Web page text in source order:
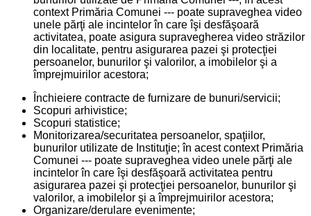
context Primăria Comunei --- poate supraveghea video
unele părţi ale incintelor în care îşi desfăşoară
activitatea, poate asigura supravegherea video străzilor
din localitate, pentru asigurarea pazei şi protecţiei
persoanelor, bunurilor şi valorilor, a imobilelor şi a
împrejmuirilor acestora;
Închieiere contracte de furnizare de bunuri/servicii;
Scopuri arhivistice;
Scopuri statistice;
Monitorizarea/securitatea persoanelor, spaţiilor,
bunurilor utilizate de Instituţie; în acest context Primăria
Comunei --- poate supraveghea video unele părţi ale
incintelor în care îşi desfăşoară activitatea pentru
asigurarea pazei şi protecţiei persoanelor, bunurilor şi
valorilor, a imobilelor şi a împrejmuirilor acestora;
Organizare/derulare evenimente;